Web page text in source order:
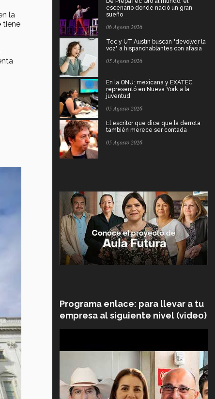
la
tiene
escenario donde nació un gran
sueño
06 Agosto 2026
Tec y UT Austin buscan "devolver la
voz" a hispanohablantes con afasia
05 Agosto 2026
En la ONU: mexicana y EXATEC
representó en Nueva York a la
juventud
05 Agosto 2026
El escritor que dice que la derrota
también merece ser contada
05 Agosto 2026
Programa enlace: para llevar a tu
empresa al siguiente nivel (video)